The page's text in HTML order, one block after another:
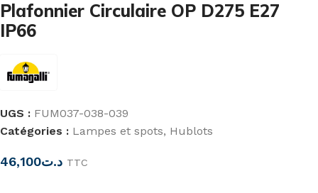
Plafonnier Circulaire OP D275 E27
IP66
UGS : FUM037-038-039
Catégories : Lampes et spots, Hublots
د.ت46,100 TTC